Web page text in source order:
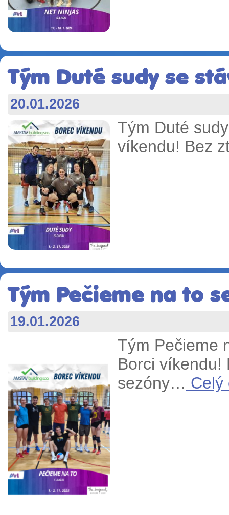
Tým Duté sudy se
20.01.2026
Tým Duté
víkendu! Bez
Tým Pečieme na to
19.01.2026
Tým Pečieme
Borci víkendu!
sezóny… Celý